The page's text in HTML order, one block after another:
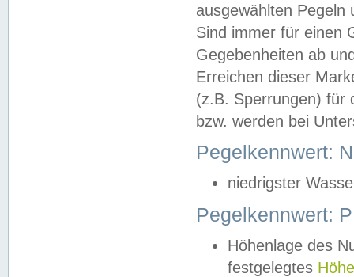
ausgewählten
Sind immer für einen
Gegebenheiten ab
Erreichen dieser
(z.B. Sperrungen) für
bzw. werden bei
Pegelkennwert:
niedrigster
Pegelkennwert:
Höhenlage des
festgelegtes